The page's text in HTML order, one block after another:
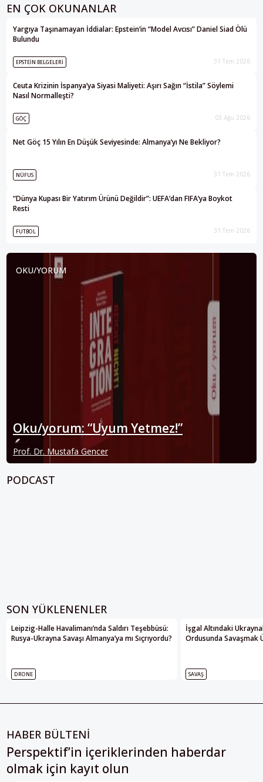
EN ÇOK OKUNANLAR
Yargıya Taşınamayan İddialar: Epstein’in “Model Avcısı” Daniel Siad Ölü
Bulundu
EPSTEIN BELGELERI 31 Tem 2026
Ceuta Krizinin İspanya’ya Siyasi Maliyeti: Aşırı Sağın “İstila” Söylemi
Nasıl Normalleşti?
GÖÇ 03 Ağu 2026
Net Göç 15 Yılın En Düşük Seviyesinde: Almanya’yı Ne Bekliyor?
NÜFUS 31 Tem 2026
“Dünya Kupası Bir Yatırım Ürünü Değildir”: UEFA’dan FIFA’ya Boykot
Resti
FUTBOL 31 Tem 2026
OKU/YORUM
Oku/yorum: “Uyum Yetmez!”
Prof. Dr. Mustafa Gencer
PODCAST
SON YÜKLENENLER
Leipzig-Halle Havalimanı’nda Saldırı Teşebbüsü:
Rusya-Ukrayna Savaşı Almanya’ya mı Sıçrıyordu?
DRONE
İşgal Altındaki
Ordusunda Savaşmak
SAVAŞ
HABER BÜLTENİ
Perspektif’in içeriklerinden haberdar
olmak için kayıt olun